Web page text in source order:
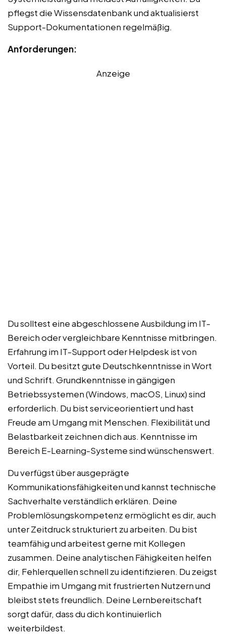
pflegst die Wissensdatenbank und aktualisierst
Support-Dokumentationen regelmäßig.
Anforderungen:
Anzeige
Du solltest eine abgeschlossene Ausbildung im IT-
Bereich oder vergleichbare Kenntnisse mitbringen.
Erfahrung im IT-Support oder Helpdesk ist von
Vorteil. Du besitzt gute Deutschkenntnisse in Wort
und Schrift. Grundkenntnisse in gängigen
Betriebssystemen (Windows, macOS, Linux) sind
erforderlich. Du bist serviceorientiert und hast
Freude am Umgang mit Menschen. Flexibilität und
Belastbarkeit zeichnen dich aus. Kenntnisse im
Bereich E-Learning-Systeme sind wünschenswert.
Du verfügst über ausgeprägte
Kommunikationsfähigkeiten und kannst technische
Sachverhalte verständlich erklären. Deine
Problemlösungskompetenz ermöglicht es dir, auch
unter Zeitdruck strukturiert zu arbeiten. Du bist
teamfähig und arbeitest gerne mit Kollegen
zusammen. Deine analytischen Fähigkeiten helfen
dir, Fehlerquellen schnell zu identifizieren. Du zeigst
Empathie im Umgang mit frustrierten Nutzern und
bleibst stets freundlich. Deine Lernbereitschaft
sorgt dafür, dass du dich kontinuierlich
weiterbildest.